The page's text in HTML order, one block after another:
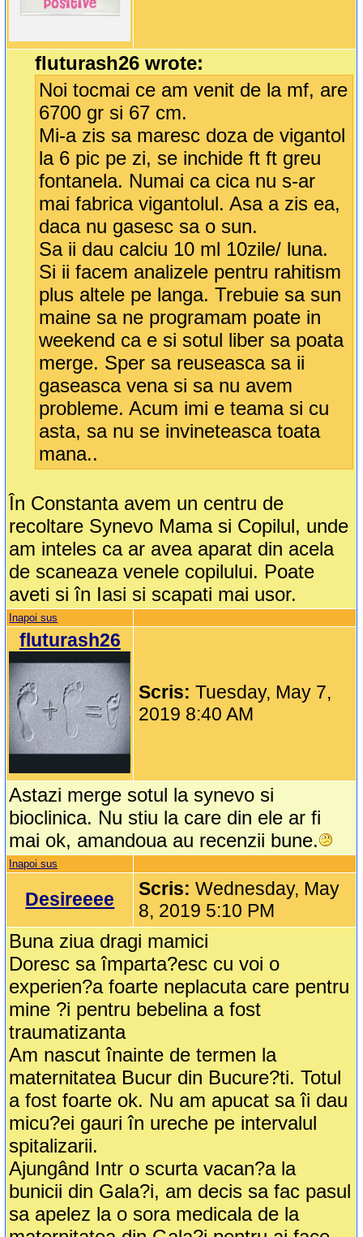
fluturash26 wrote:
Noi tocmai ce am venit de la mf, are
6700 gr si 67 cm.
Mi-a zis sa maresc doza de vigantol
la 6 pic pe zi, se inchide ft ft greu
fontanela. Numai ca cica nu s-ar
mai fabrica vigantolul. Asa a zis ea,
daca nu gasesc sa o sun.
Sa ii dau calciu 10 ml 10zile/ luna.
Si ii facem analizele pentru rahitism
plus altele pe langa. Trebuie sa sun
maine sa ne programam poate in
weekend ca e si sotul liber sa poata
merge. Sper sa reuseasca sa ii
gaseasca vena si sa nu avem
probleme. Acum imi e teama si cu
asta, sa nu se invineteasca toata
mana..
În Constanta avem un centru de
recoltare Synevo Mama si Copilul, unde
am inteles ca ar avea aparat din acela
de scaneaza venele copilului. Poate
aveti si în Iasi si scapati mai usor.
Inapoi sus
fluturash26
Scris:Tuesday, May 7,
2019 8:40 AM
Astazi merge sotul la synevo si
bioclinica. Nu stiu la care din ele ar fi
mai ok, amandoua au recenzii bune.
Inapoi sus
Desireeee Scris:Wednesday, May
8, 2019 5:10 PM
Buna ziua dragi mamici
Doresc sa împarta?esc cu voi o
experien?a foarte neplacuta care pentru
mine ?i pentru bebelina a fost
traumatizanta
Am nascut înainte de termen la
maternitatea Bucur din Bucure?ti. Totul
a fost foarte ok. Nu am apucat sa îi dau
micu?ei gauri în ureche pe intervalul
spitalizarii.
Ajungând Intr o scurta vacan?a la
bunicii din Gala?i, am decis sa fac pasul
sa apelez la o sora medicala de la